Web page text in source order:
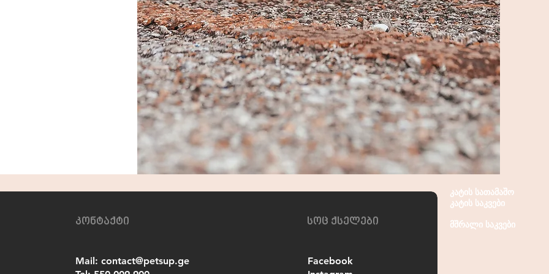
Mail: contact@petsup.ge
Facebook
კონტაქტი სოც ქსელები
კატის სათამაშო
კატის საკვები
მშრალი საკვები